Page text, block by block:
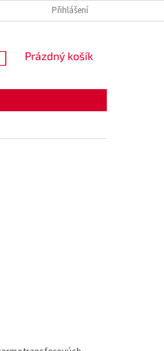
Přihlášení
NÁKUPNÍ
Prázdný košík